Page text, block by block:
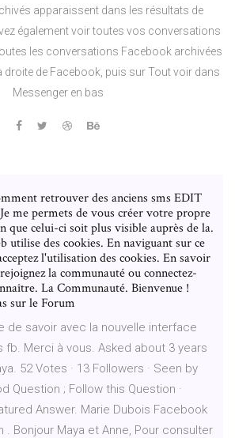
apparaissent dans les résultats de
également voir toutes vos conversations
les conversations Facebook archivées
droite de Facebook, puis sur Tout voir dans
Messenger en bas
retrouver des anciens sms EDIT
me permets de vous créer votre propre
que celui-ci soit plus visible auprès de la.
utilise des cookies. En naviguant sur ce
l'utilisation des cookies. En savoir
la communauté ou connectez-
La Communauté. Bienvenue !
sur le Forum
de savoir avec la nouvelle interface
fb. Merci à vous. Asked about 3 years
52 Votes · 13 Followers · Seen by
Question ; Follow this Question ·
Answer. Marie Dubois Facebook
. Bonjour Maya et Anne, Pour consulter